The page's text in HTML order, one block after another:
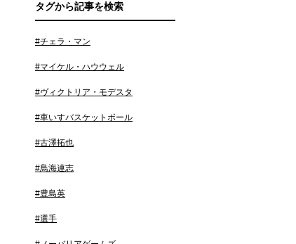
タグから記事を検索
#チェラ・マン
#マイケル・ハウウェル
#ヴィクトリア・モデスタ
#車いすバスケットボール
#古澤拓也
#鳥海連志
#豊島英
#選手